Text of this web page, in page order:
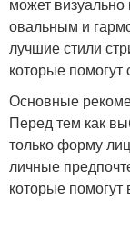
может визуально
овальным и
лучшие стили
которые помогут
Основные
Перед тем как
только форму
личные
которые